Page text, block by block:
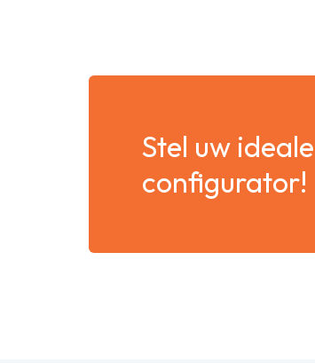
Stel uw
configurator!